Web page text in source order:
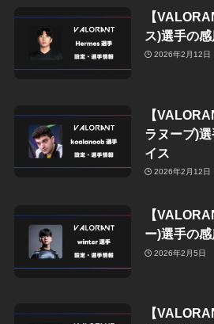
【
ス)選手の
2026年2月12日
【
ラヌーブ)
イス
2026年2月12日
【
ー)選手の
2026年2月5日
【